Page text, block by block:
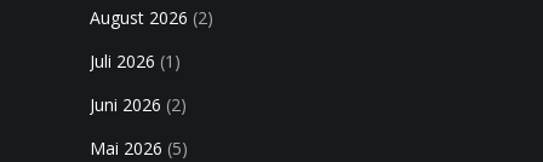
August 2026 (2)
Juli 2026 (1)
Juni 2026 (2)
Mai 2026 (5)